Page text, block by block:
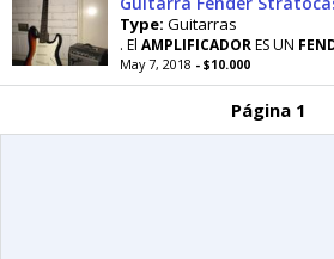
Type: Guitarras
. El AMPLIFICADORES UN
May 7, 2018 - $10.000
Página 1